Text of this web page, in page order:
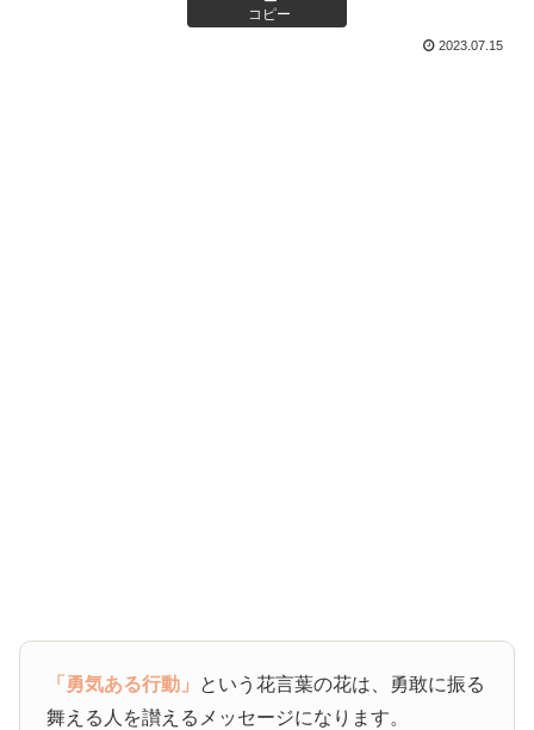
コピー
2023.07.15
「勇気ある行動」 という花言葉の花は、勇敢に振る
舞える人を讃えるメッセージになります。